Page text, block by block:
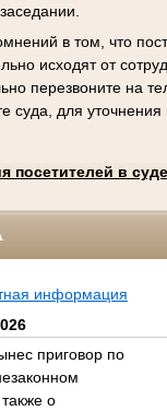
в том, что
исходят от
перезвоните на
суда, для уточнения
посетителей в суде
информация
приговор по
о